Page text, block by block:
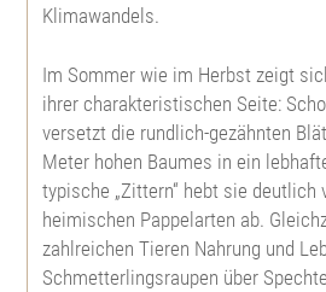
Scheinzypresse
Europäische Lärche
Japanische Lärche
Rotbuche
Esche
Schwarznuß
Hybrid Lärche
Douglasie
Mammutbaum
Japanische Quitte
Weißer Hartriegel
Kornelkirsche
Lebensbaum
Abies lasiocarpa arizonica
Abies nobilis
Nordmannstanne
Klimawandels.
Im Sommer wie im Herbst zeigt
ihrer charakteristischen Seite:
versetzt die rundlich-gezähnten
Meter hohen Baumes in ein
typische „Zittern“ hebt sie deutlich
heimischen Pappelarten ab.
zahlreichen Tieren Nahrung und
Schmetterlingsraupen über